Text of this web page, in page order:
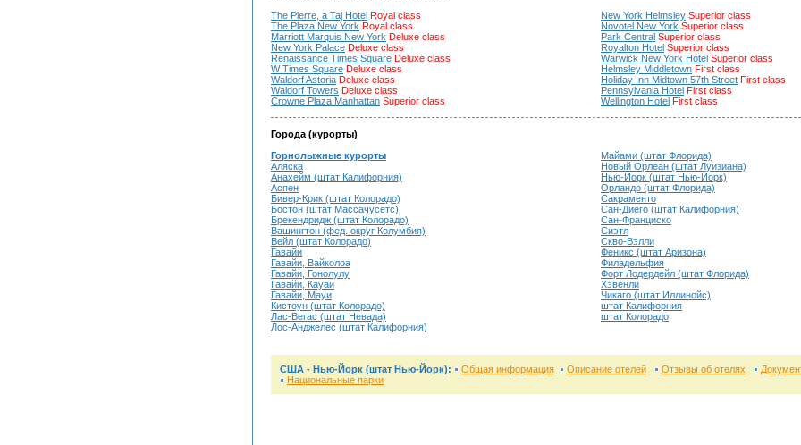
The Pierre, a Taj Hotel Royal class
The Plaza New York Royal class
Marriott Marquis New York Deluxe class
New York Palace Deluxe class
Renaissance Times Square Deluxe class
W Times Square Deluxe class
Waldorf Astoria Deluxe class
Waldorf Towers Deluxe class
Crowne Plaza Manhattan Superior class
New York Helmsley Superior class
Novotel New York Superior class
Park Central Superior class
Royalton Hotel Superior class
Warwick New York Hotel Superior class
Helmsley Middletown First class
Holiday Inn Midtown 57th Street First class
Pennsylvania Hotel First class
Wellington Hotel First class
Города (курорты)
Горнолыжные курорты
Аляска
Анахейм (штат Калифорния)
Аспен
Бивер-Крик (штат Колорадо)
Бостон (штат Массачусетс)
Брекендридж (штат Колорадо)
Вашингтон (фед. округ Колумбия)
Вейл (штат Колорадо)
Гавайи
Гавайи, Вайколоа
Гавайи, Гонолулу
Гавайи, Кауаи
Гавайи, Мауи
Кистоун (штат Колорадо)
Лас-Вегас (штат Невада)
Лос-Анджелес (штат Калифорния)
Майами (штат Флорида)
Новый Орлеан (штат Луизиана)
Нью-Йорк (штат Нью-Йорк)
Орландо (штат Флорида)
Сакраменто
Сан-Диего (штат Калифорния)
Сан-Франциско
Сиэтл
Скво-Вэлли
Феникс (штат Аризона)
Филадельфия
Форт Лодердейл (штат Флорида)
Хэвенли
Чикаго (штат Иллинойс)
штат Калифорния
штат Колорадо
США - Нью-Йорк (штат Нью-Йорк): Общая информация Описание отелей Отзывы об отелях
Национальные парки